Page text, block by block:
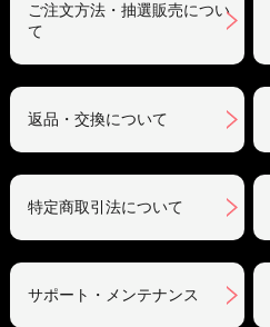
ご注文方法・抽選販売につい
て
返品・交換について
特定商取引法について
サポート・メンテナンス